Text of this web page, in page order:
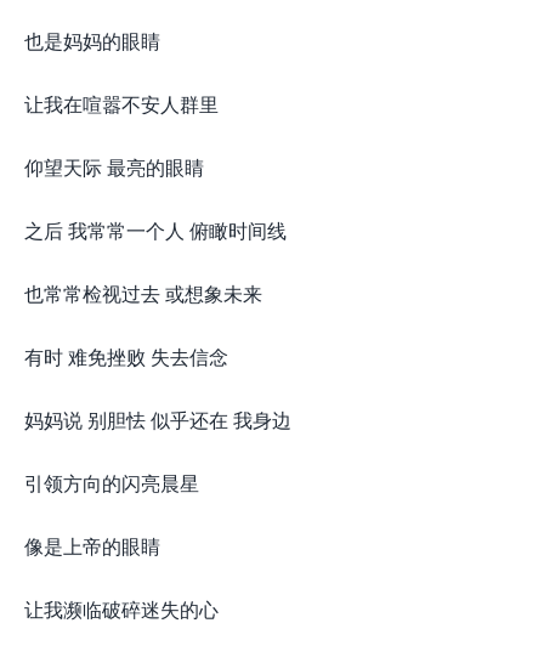
也是妈妈的眼睛
让我在喧嚣不安人群里
仰望天际 最亮的眼睛
之后 我常常一个人 俯瞰时间线
也常常检视过去 或想象未来
有时 难免挫败 失去信念
妈妈说 别胆怯 似乎还在 我身边
引领方向的闪亮晨星
像是上帝的眼睛
让我濒临破碎迷失的心